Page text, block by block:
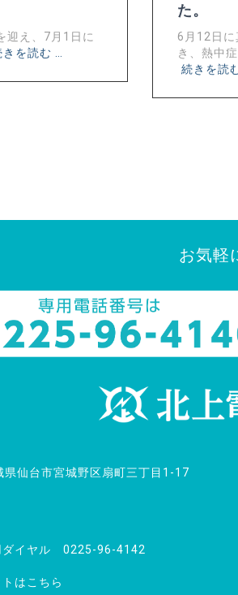
迎え、7月1日に
きを読む …
た。
6月12日に
き、熱中
続きを読
お気軽
県仙台市宮城野区扇町三丁目1-17
ダイヤル 0225-96-4142
はこちら